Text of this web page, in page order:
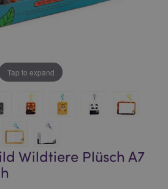
Tap to expand
Wildtiere Plüsch A7